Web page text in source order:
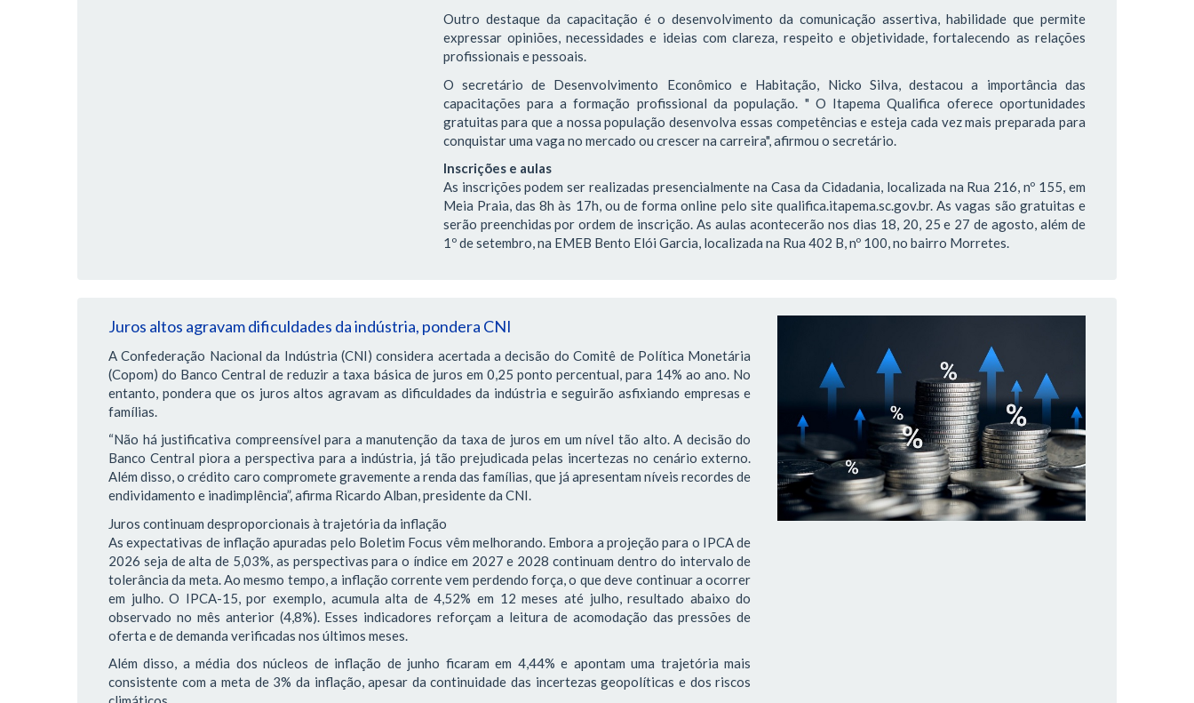
Outro destaque da capacitação é o desenvolvimento da comunicação assertiva, habilidade que permite
expressar opiniões, necessidades e ideias com clareza, respeito e objetividade, fortalecendo as relações
profissionais e pessoais.
O secretário de Desenvolvimento Econômico e Habitação, Nicko Silva, destacou a importância das
capacitações para a formação profissional da população. " O Itapema Qualifica oferece oportunidades
gratuitas para que a nossa população desenvolva essas competências e esteja cada vez mais preparada para
conquistar uma vaga no mercado ou crescer na carreira", afirmou o secretário.
Inscrições e aulas
As inscrições podem ser realizadas presencialmente na Casa da Cidadania, localizada na Rua 216, nº 155, em
Meia Praia, das 8h às 17h, ou de forma online pelo site qualifica.itapema.sc.gov.br. As vagas são gratuitas e
serão preenchidas por ordem de inscrição. As aulas acontecerão nos dias 18, 20, 25 e 27 de agosto, além de
1º de setembro, na EMEB Bento Elói Garcia, localizada na Rua 402 B, nº 100, no bairro Morretes.
Juros altos agravam dificuldades da indústria, pondera CNI
A Confederação Nacional da Indústria (CNI) considera acertada a decisão do Comitê de Política Monetária
(Copom) do Banco Central de reduzir a taxa básica de juros em 0,25 ponto percentual, para 14% ao ano. No
entanto, pondera que os juros altos agravam as dificuldades da indústria e seguirão asfixiando empresas e
famílias.
“Não há justificativa compreensível para a manutenção da taxa de juros em um nível tão alto. A decisão do
Banco Central piora a perspectiva para a indústria, já tão prejudicada pelas incertezas no cenário externo.
Além disso, o crédito caro compromete gravemente a renda das famílias, que já apresentam níveis recordes de
endividamento e inadimplência”, afirma Ricardo Alban, presidente da CNI.
Juros continuam desproporcionais à trajetória da inflação
As expectativas de inflação apuradas pelo Boletim Focus vêm melhorando. Embora a projeção para o IPCA de
2026 seja de alta de 5,03%, as perspectivas para o índice em 2027 e 2028 continuam dentro do intervalo de
tolerância da meta. Ao mesmo tempo, a inflação corrente vem perdendo força, o que deve continuar a ocorrer
em julho. O IPCA-15, por exemplo, acumula alta de 4,52% em 12 meses até julho, resultado abaixo do
observado no mês anterior (4,8%). Esses indicadores reforçam a leitura de acomodação das pressões de
oferta e de demanda verificadas nos últimos meses.
Além disso, a média dos núcleos de inflação de junho ficaram em 4,44% e apontam uma trajetória mais
consistente com a meta de 3% da inflação, apesar da continuidade das incertezas geopolíticas e dos riscos